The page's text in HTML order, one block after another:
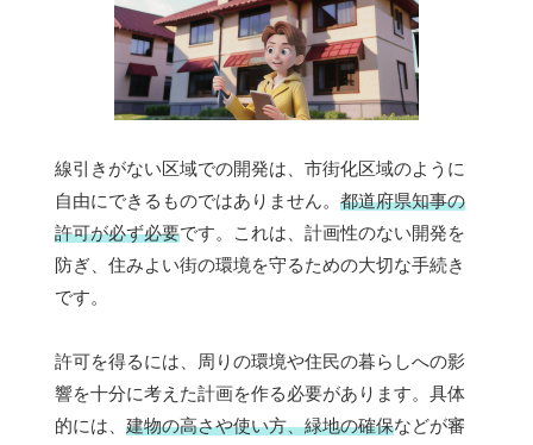
線引きがない区域での開発は、市街化区域のように
自由にできるものではありません。 都道府県知事の
許可が必ず必要です。これは、計画性のない開発を
防ぎ、住みよい街の環境を守るための大切な手続き
です。
許可を得るには、周りの環境や住民の暮らしへの影
響を十分に考えた計画を作る必要があります。具体
的には、 建物の高さや使い方、緑地の確保などが審